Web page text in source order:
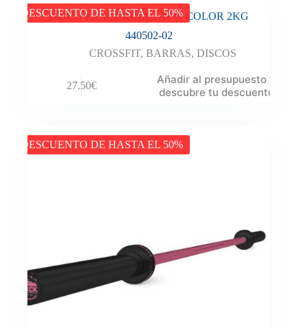
DESCUENTO DE HASTA EL 50%
DISCO FRACCIONAL AFW COLOR 2KG
440502-02
CROSSFIT, BARRAS, DISCOS
27.50€
Añadir al presupuesto y
descubre tu descuento
DESCUENTO DE HASTA EL 50%